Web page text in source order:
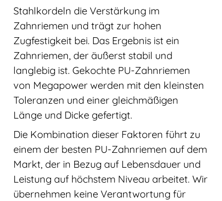
Stahlkordeln die Verstärkung im
Zahnriemen und trägt zur hohen
Zugfestigkeit bei. Das Ergebnis ist ein
Zahnriemen, der äußerst stabil und
langlebig ist. Gekochte PU-Zahnriemen
von Megapower werden mit den kleinsten
Toleranzen und einer gleichmäßigen
Länge und Dicke gefertigt.
Die Kombination dieser Faktoren führt zu
einem der besten PU-Zahnriemen auf dem
Markt, der in Bezug auf Lebensdauer und
Leistung auf höchstem Niveau arbeitet. Wir
übernehmen keine Verantwortung für